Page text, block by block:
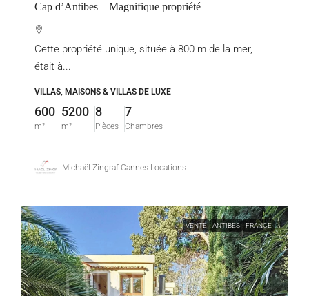
Cap d’Antibes – Magnifique propriété
Cette propriété unique, située à 800 m de la mer,
était à...
VILLAS, MAISONS & VILLAS DE LUXE
600
m²
5200
m²
8
Pièces
7
Chambres
Michaël Zingraf Cannes Locations
VENTE ANTIBES FRANCE